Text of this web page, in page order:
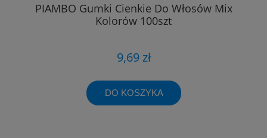
PIAMBO Gumki Cienkie Do Włosów Mix
Kolorów 100szt
9,69 zł
DO KOSZYKA